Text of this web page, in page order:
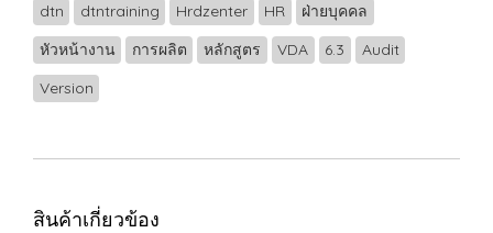
dtn dtntraining Hrdzenter HR
ฝ่ายบุคคล
หัวหน้างาน
การผลิต หลักสูตร VDA 6.3
Audit
Version
สินค้าเกี่ยวข้อง